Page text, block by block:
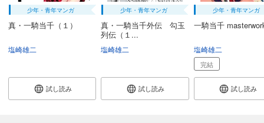
少年・青年マンガ
真・一騎当千（１）
塩崎雄二
試し読み
少年・青年マンガ
真・一騎当千外伝 勾玉
列伝（１...
塩崎雄二
試し読み
少年・青年マンガ
一騎当千
塩崎雄二
完結
試し読み